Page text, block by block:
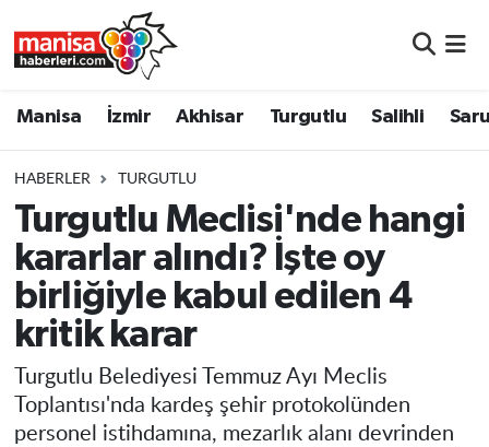
Manisa İzmir Akhisar Turgutlu Salihli
HABERLER TURGUTLU
Turgutlu Meclisi'nde hangi
kararlar alındı? İşte oy
birliğiyle kabul edilen 4
kritik karar
Turgutlu Belediyesi Temmuz Ayı Meclis
Toplantısı'nda kardeş şehir protokolünden
personel istihdamına, mezarlık alanı devrinden
Turgutlu
Salihli
Soma
Manisa Nöbetçi Eczaneler
Manisa Trafik Yoğunluk Haritası
Süper Lig Puan Durumu ve Fikstür
Son Dakika Haberleri